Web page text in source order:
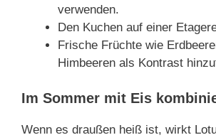
verwenden.
Den Kuchen auf einer
Frische Früchte wie
Himbeeren als Kontrast
Im Sommer mit Eis
Wenn es draußen heiß ist, wirkt